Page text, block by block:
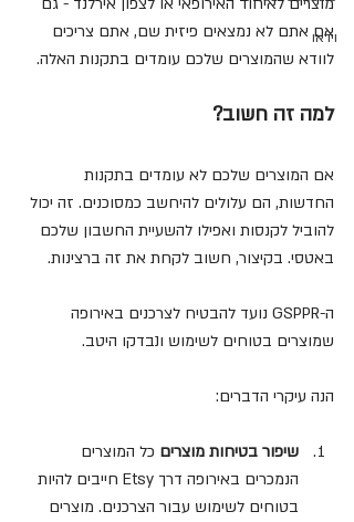
וידאו
אם אתם לא נמצאים פיזית שם, אתם צריכים
לוודא שהמוצרים שלכם עומדים בתקנות האלה.
למה זה חשוב?
אם המוצרים שלכם לא עומדים בתקנות
החדשות, הם עלולים להיחשב כמסוכנים. זה יכול
להוביל לקנסות ואפילו להשעיית החשבון שלכם
באטסי. בקיצור, חשוב לקחת את זה ברצינות.
ה-GSPPR נועד להבטיח לצרכנים באירופה
שמוצרים בטוחים לשימוש ונבדקו היטב.
הנה עיקרי הדברים:
שיפור בטיחות מוצרים כל המוצרים
הנמכרים באירופה דרך Etsy חייבים להיות
בטוחים לשימוש עבור הצרכנים. מוצרים